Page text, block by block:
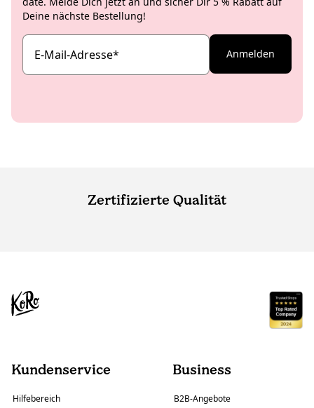
Deine nächste Bestellung!
E-Mail-Adresse* Anmelden
Zertifizierte Qualität
Kundenservice
Hilfebereich
Business
B2B-Angebote